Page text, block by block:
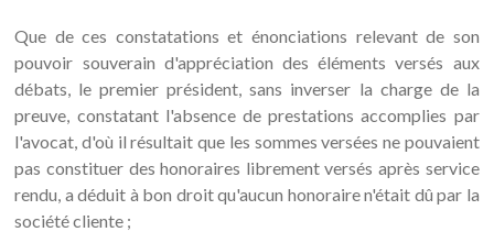
Que de ces constatations et énonciations relevant de son
pouvoir souverain d'appréciation des éléments versés aux
débats, le premier président, sans inverser la charge de la
preuve, constatant l'absence de prestations accomplies par
l'avocat, d'où il résultait que les sommes versées ne pouvaient
pas constituer des honoraires librement versés après service
rendu, a déduit à bon droit qu'aucun honoraire n'était dû par la
société cliente ;